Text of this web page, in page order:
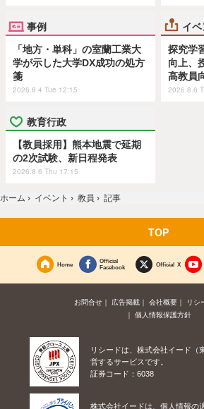
事例
「地方・単科」の室蘭工業大
学が示した大学DX成功の処方
箋
2026.8.4 Tue 12:15
イベ
探究学
向上、
高教員
2026.8.6
教育行政
【教員採用】熊本地震で延期
の2次試験、新日程発表
2026.8.6 Thu 17:15
ホーム › イベント › 教員 › 記事
TOP
Home
Official
Facebook
Official X
お問合せ 広告掲載 会社概要
リシ
個人情報保護方針
リシードは、株式会社イード（
営するサービスです。
証券コード：6038
株式会社イードは、個人情報の